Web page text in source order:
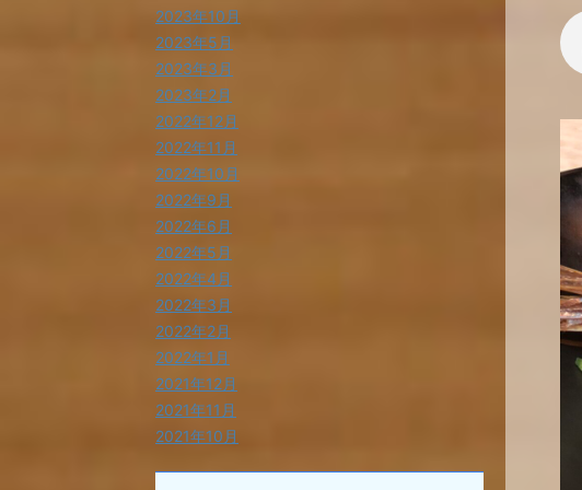
2023年10月
2023年5月
2023年3月
2023年2月
2022年12月
2022年11月
2022年10月
2022年9月
2022年6月
2022年5月
2022年4月
2022年3月
2022年2月
2022年1月
2021年12月
2021年11月
2021年10月